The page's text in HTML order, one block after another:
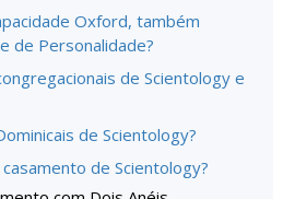
Oxford, também
de Personalidade?
de Scientology e
de Scientology?
de Scientology?